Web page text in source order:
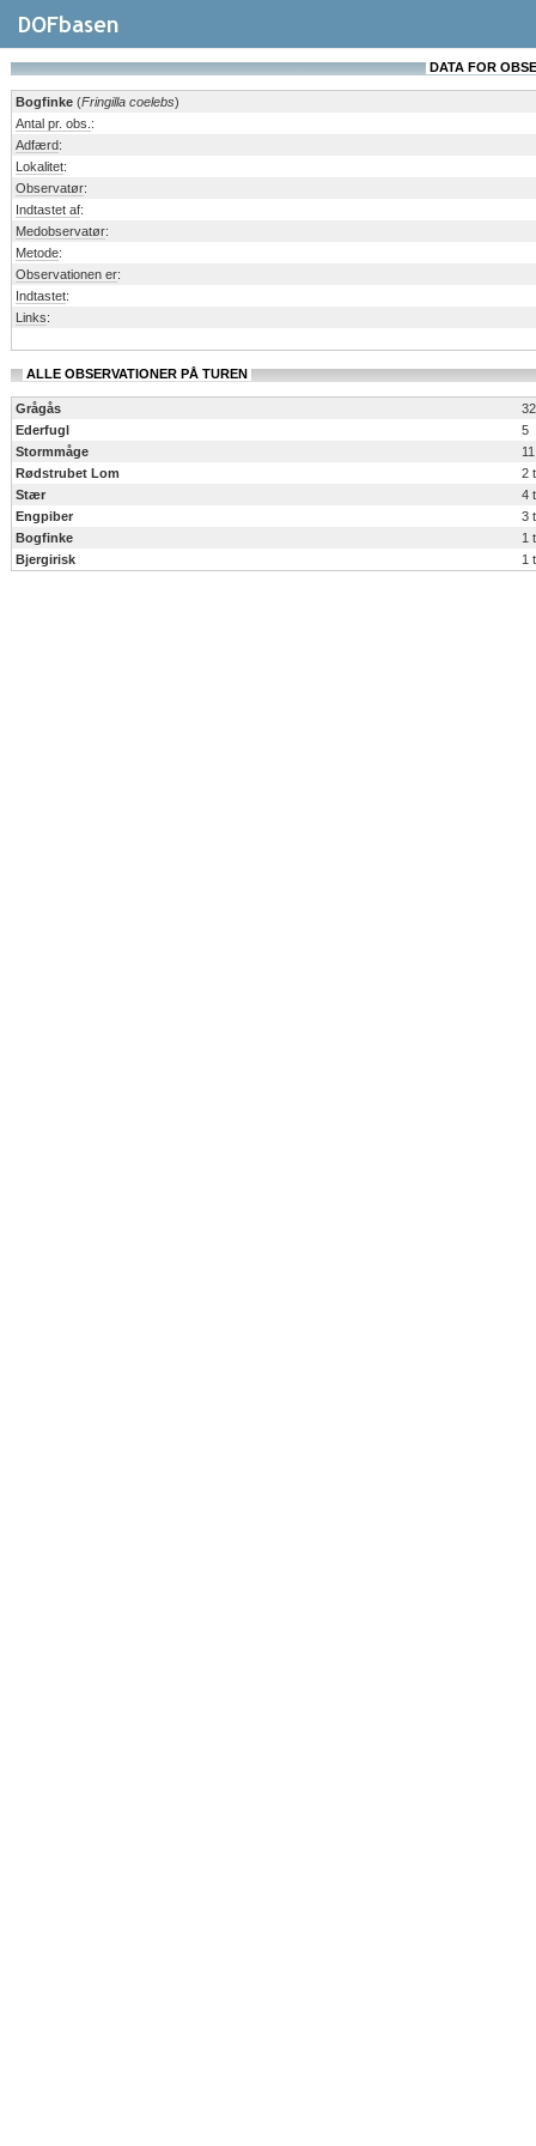
DATA FOR
Bogfinke (Fringilla coelebs)
Antal pr. obs. :
Adfærd:
Lokalitet:
Observatør:
Indtastet af:
Medobservatør:
Metode:
Observationen er:
Indtastet:
Links:
ALLE OBSERVATIONER PÅ TUREN
Grågås
Ederfugl
5
Stormmåge
Rødstrubet Lom
2
Stær
4
Engpiber
3
Bogfinke
1
Bjergirisk
1